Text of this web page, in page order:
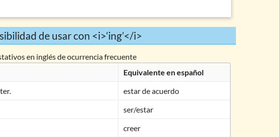
de usar con <i>‘ing’</i>
en inglés de ocurrencia frecuente
Equivalente en español
estar de acuerdo
ser/estar
creer